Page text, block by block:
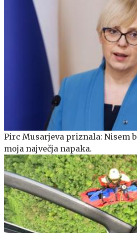
Pirc Musarjeva priznala: Nisem
moja največja napaka.